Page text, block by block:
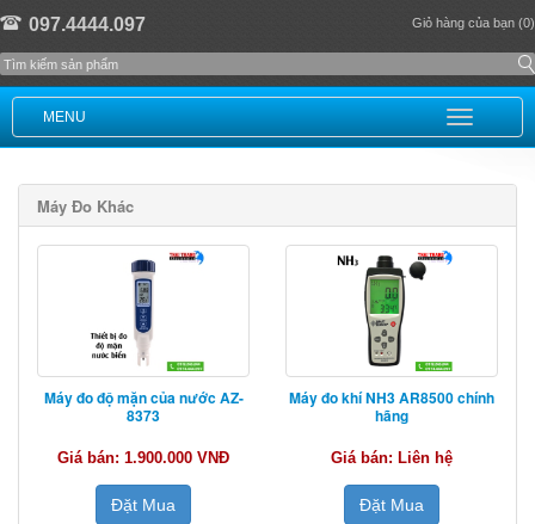
097.4444.097 Giỏ hàng của bạn (0)
MENU
Máy Đo Khác
Máy đo độ mặn của nước AZ-
8373
Giá bán: 1.900.000 VNĐ
Đặt Mua
Máy đo khí NH3 AR8500 chính
hãng
Giá bán: Liên hệ
Đặt Mua